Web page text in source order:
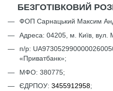
БЕЗГОТІВКОВИЙ
ФОП Сарнацький Максим
Адреса: 04205, м. Київ,
п/р:
«Приватбанк»;
МФО: 380775;
ЄДРПОУ: 3455912958;